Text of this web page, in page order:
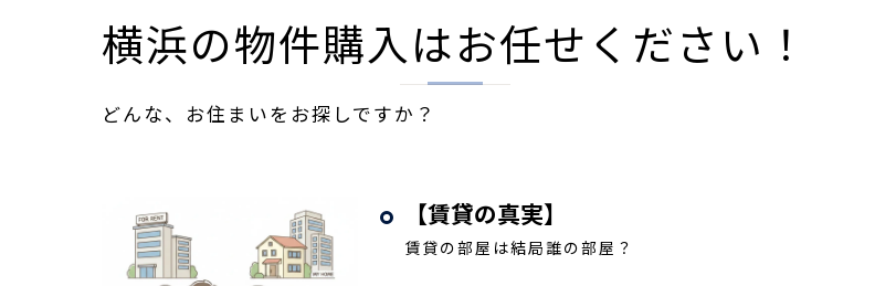
横浜の物件購入はお任せください！
どんな、お住まいをお探しですか？
【賃貸の真実】
賃貸の部屋は結局誰の部屋？